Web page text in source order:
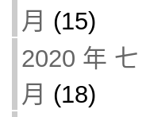
月 (15)
2020 年 七
月 (18)